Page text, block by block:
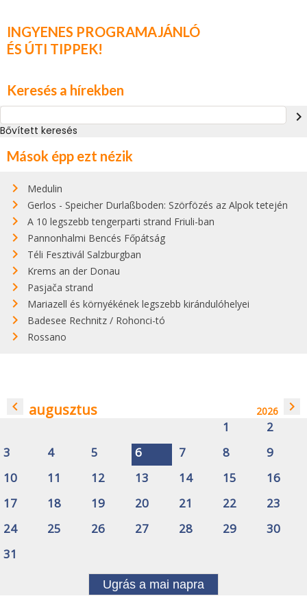
INGYENES PROGRAMAJÁNLÓ
ÉS ÚTI TIPPEK!
Keresés a hírekben
navigate_next
Bővített keresés
Mások épp ezt nézik
Medulin
Gerlos - Speicher Durlaßboden: Szörfözés az Alpok tetején
A 10 legszebb tengerparti strand Friuli-ban
Pannonhalmi Bencés Főpátság
Téli Fesztivál Salzburgban
Krems an der Donau
Pasjača strand
Mariazell és környékének legszebb kirándulóhelyei
Badesee Rechnitz / Rohonci-tó
Rossano
navigate_before augusztus 2026 navigate_next
1
2
3
4 5 6 7 8
9
10
11 12 13 14 15
16
17
18 19 20 21 22
23
24
25 26 27 28 29
30
31
Ugrás a mai napra